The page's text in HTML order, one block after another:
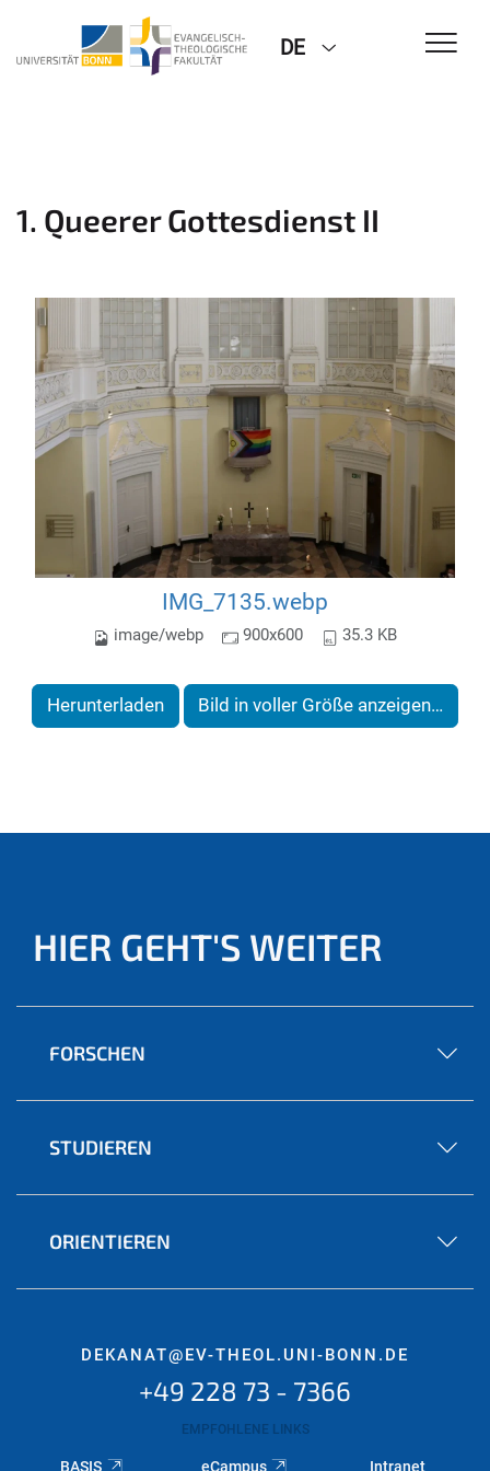
DE
1. Queerer Gottesdienst II
IMG_7135.webp
image/webp 900x600 35.3 KB
Herunterladen Bild in voller Größe anzeigen…
HIER GEHT'S WEITER
FORSCHEN
STUDIEREN
ORIENTIEREN
DEKANAT@EV-THEOL.UNI-BONN.DE
+49 228 73 - 7366
EMPFOHLENE LINKS
BASIS eCampus Intranet